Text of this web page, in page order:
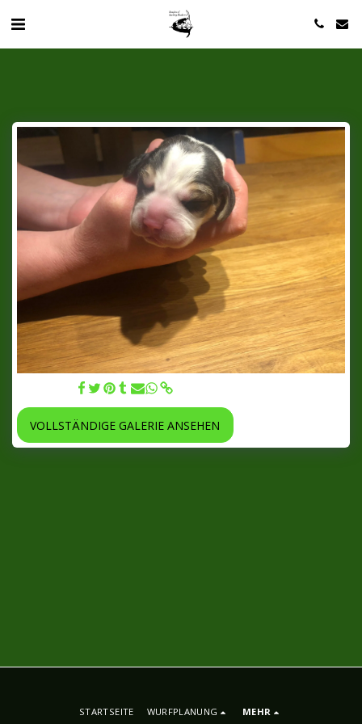
VOLLSTÄNDIGE GALERIE ANSEHEN
STARTSEITE WURFPLANUNG MEHR